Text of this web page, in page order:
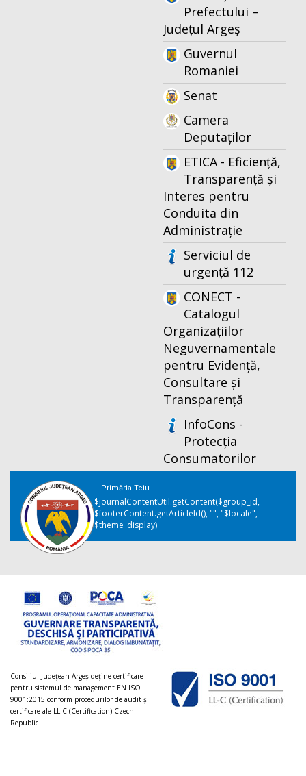
Prefectului –
Județul Argeș
Guvernul
Romaniei
Senat
Camera
Deputaților
ETICA - Eficiență,
Transparență și
Interes pentru
Conduita din
Administrație
Serviciul de
urgență 112
CONECT -
Catalogul
Organizațiilor
Neguvernamentale
pentru Evidență,
Consultare și
Transparență
InfoCons -
Protecția
Consumatorilor
Primăria Teiu
$journalContentUtil.getContent($group_id,
$footerContent.getArticleId(), "", "$locale",
$theme_display)
Consiliul Judeţean Argeș deţine certificare
pentru sistemul de management EN ISO
9001:2015 conform procedurilor de audit şi
certificare ale LL-C (Certification) Czech
Republic